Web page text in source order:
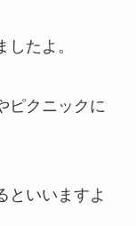
たよ。
ピクニックに
といいますよ